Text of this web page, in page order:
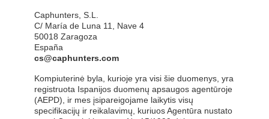
Caphunters, S.L.
C/ María de Luna 11, Nave 4
50018 Zaragoza
España
cs@caphunters.com
Kompiuterinė byla, kurioje yra visi šie duomenys, yra
registruota Ispanijos duomenų apsaugos agentūroje
(AEPD), ir mes įsipareigojame laikytis visų
specifikacijų ir reikalavimų, kuriuos Agentūra nustato